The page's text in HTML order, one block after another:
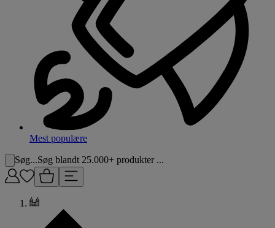
Mest populære
Søg...Søg blandt 25.000+ produkter ...